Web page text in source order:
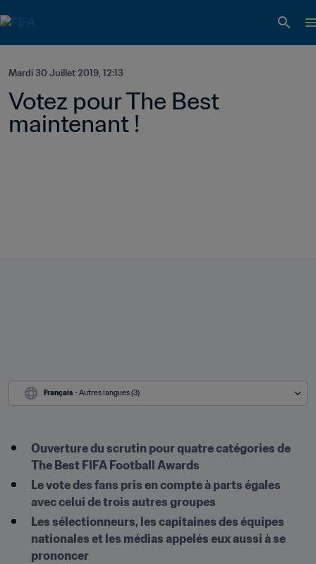
Mardi 30 Juillet 2019, 12:13
Votez pour The Best
maintenant !
Français - Autres langues (3)
Ouverture du scrutin pour quatre catégories de
The Best FIFA Football Awards
Le vote des fans pris en compte à parts égales
avec celui de trois autres groupes
Les sélectionneurs, les capitaines des équipes
nationales et les médias appelés eux aussi à se
prononcer